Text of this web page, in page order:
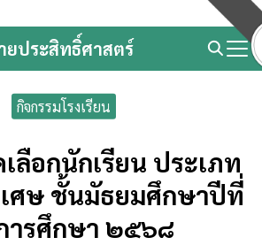
ยประสิทธิ์ศาสตร์
กิจกรรมโรงเรียน
ลือกนักเรียน ประเภท
ศษ ชั้นมัธยมศึกษาปีที่
ารศึกษา ๒๕๖๘